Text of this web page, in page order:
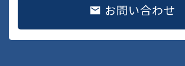
お問い合わせ